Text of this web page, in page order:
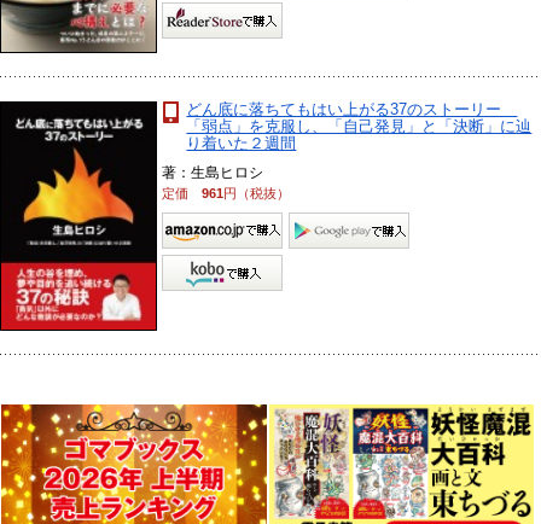
どん底に落ちてもはい上がる37のストーリー
「弱点」を克服し、「自己発見」と「決断」に辿
り着いた２週間
著：生島ヒロシ
定価961円（税抜）